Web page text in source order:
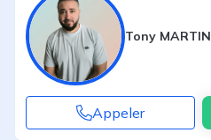
Tony
Appeler